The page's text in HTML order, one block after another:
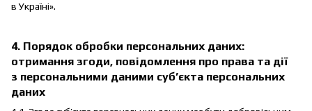
в Україні».
4. Порядок обробки персональних даних:
отримання згоди, повідомлення про права та дії
з персональними даними суб’єкта персональних
даних